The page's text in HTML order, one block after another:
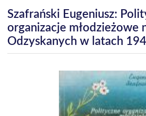
Szafrański Eugeniusz:
organizacje młodzieżowe
Odzyskanych w latach